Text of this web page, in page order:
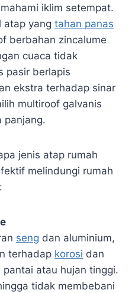
iklim setempat.
atap yang tahan panas
berbahan zincalume
cuaca tidak
pasir berlapis
ekstra terhadap sinar
multiroof galvanis
panjang.
jenis atap rumah
melindungi rumah
seng dan aluminium,
terhadap korosi dan
atau hujan tinggi.
tidak membebani